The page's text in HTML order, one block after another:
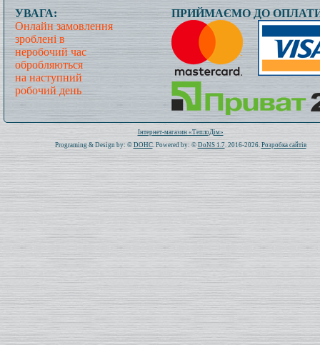
УВАГА:
Онлайн замовлення
зроблені в
неробочий час
обробляються
на наступний
робочий день
ПРИЙМАЄМО ДО
Інтернет-магазин «ТеплоДім»
Programing & Design by: © DOHC. Powered by: © DoNS 1.7. 2016-2026. Розробка сайтів